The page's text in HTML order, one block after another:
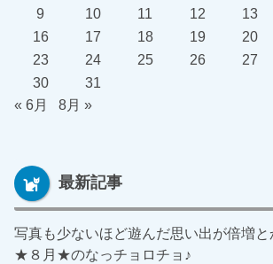
9
10 11 12 13
16
17 18 19 20
23
24 25 26 27
30
31
« 6月
8月 »
最新記事
写真も少ないほど遊んだ思い出が倍増
★８月★のなっチョロチョ♪